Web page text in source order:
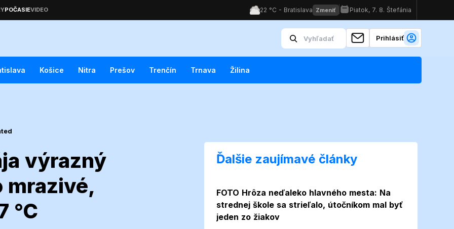
Prihlásiť
Košice Nitra Prešov Trenčín Trnava Žilina
výrazný
mrazivé,
°Cmája
Ďalšie zaujímavé články
Foto
FOTO Hrôza neďaleko hlavného mesta: Na
strednej škole sa strieľalo, útočníkom mal byť
jeden zo žiakov